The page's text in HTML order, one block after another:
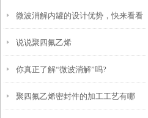
微波消解内罐的设计优势，快来看看
吧
说说聚四氟乙烯
你真正了解“微波消解”吗?
聚四氟乙烯密封件的加工工艺有哪